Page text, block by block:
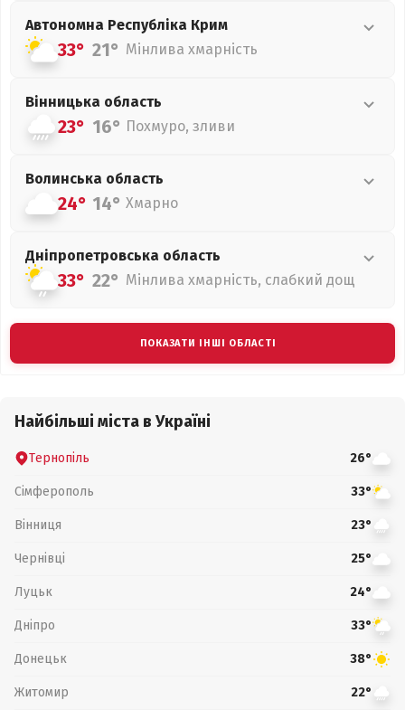
Автономна Республіка Крим
33° 21° Мінлива хмарність
Вінницька область
23° 16° Похмуро, зливи
Волинська область
24° 14° Хмарно
Дніпропетровська область
33° 22° Мінлива хмарність, слабкий дощ
ПОКАЗАТИ ІНШІ ОБЛАСТІ
Найбільші міста в Україні
Тернопіль 26°
Сімферополь 33°
Вінниця 23°
Чернівці 25°
Луцьк 24°
Дніпро 33°
Донецьк 38°
Житомир 22°